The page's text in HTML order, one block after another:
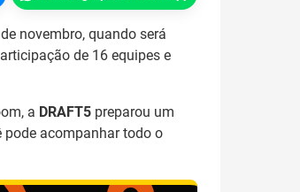
novembro, quando será
de 16 equipes e
a DRAFT5 preparou um
pode acompanhar todo o